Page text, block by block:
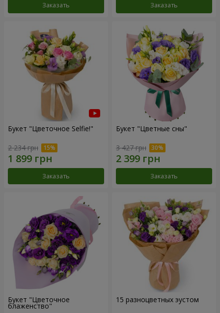
Заказать Заказать
Букет "Цветочное Selfie!"
2 234 грн
Заказать
Букет "Цветные сны"
3 427 грн
Заказать
Букет "Цветочное
блаженство"
15 разноцветных эустом